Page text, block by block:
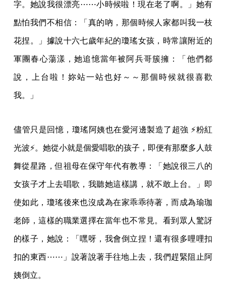
字。她說我很漂亮⋯⋯小時候啦！現在老了啊。」她有
點怕我們不相信：「真的吶，那個時候人家都叫我一枝
花捏。」據說十六七歲年紀的瓊瑤女孩，時常讓附近的
軍團春心蕩漾，她追憶當年被阿兵哥簇擁：「他們都
說，上台啦！妳站一站也好～～那個時候就很喜歡
我。」
儘管只是回憶，瓊瑤阿姨也在愛河邊製造了超強 ⚡粉紅
光波⚡。她從小就是個愛唱歌的孩子，即便有那麼多人鼓
舞從星路，但祖母在保守年代有教導：「她說很三八的
女孩子才上去唱歌，我聽她這樣講，就不敢上台。」即
使如此，瓊瑤後來也沒成為在家乖乖待著，而成為瑜珈
老師，這樣的職業選擇在當年也不常見。看到眾人驚訝
的樣子，她說：「嘿呀，我會倒立捏！還有很多哩哩扣
扣的東西⋯⋯」說著說著手往地上去，我們趕緊阻止阿
姨倒立。